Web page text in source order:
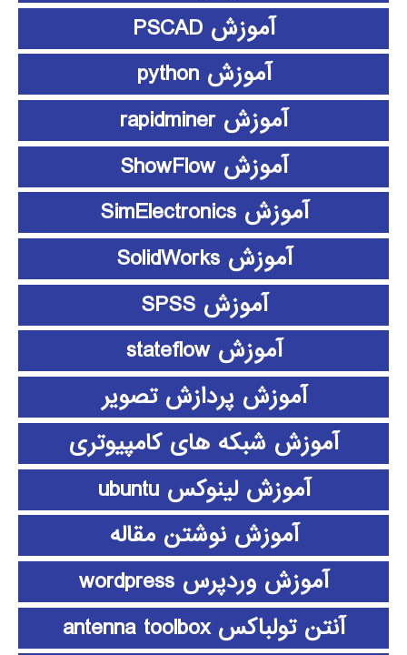
آموزش PSCAD
آموزش python
آموزش rapidminer
آموزش ShowFlow
آموزش SimElectronics
آموزش SolidWorks
آموزش SPSS
آموزش stateflow
آموزش پردازش تصویر
آموزش شبکه های کامپیوتری
آموزش لینوکس ubuntu
آموزش نوشتن مقاله
آموزش وردپرس wordpress
آنتن تولباکس antenna toolbox